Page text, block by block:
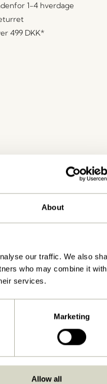
About
our traffic. We also
who may combine it with
services.
Marketing
Allow all
1-4 hverdage
499 DKK*